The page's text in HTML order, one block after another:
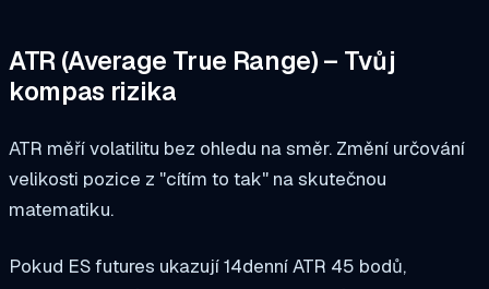
ATR (Average True Range) – Tvůj
kompas rizika
ATR měří volatilitu bez ohledu na směr. Změní určování
velikosti pozice z "cítím to tak" na skutečnou
matematiku.
Pokud ES futures ukazují 14denní ATR 45 bodů,